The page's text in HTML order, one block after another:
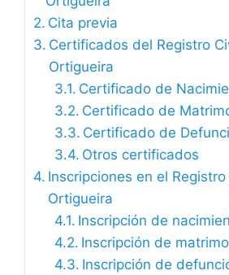
Cita previa
Certificados del Registro
Ortigueira
Certificado de
Certificado de
Certificado de
Otros certificados
Inscripciones en el
Ortigueira
Inscripción de
Inscripción de
Inscripción de